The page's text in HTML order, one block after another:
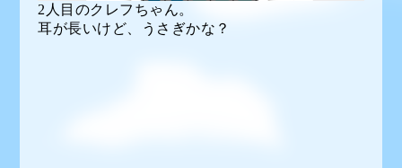
2人目のクレフちゃん。
耳が長いけど、うさぎかな？